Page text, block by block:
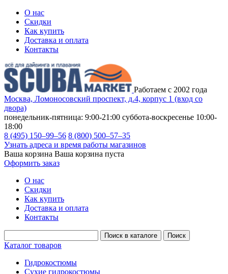
О нас
Скидки
Как купить
Доставка и оплата
Контакты
Работаем с 2002 года
Москва, Ломоносовский проспект, д.4, корпус 1 (вход со
двора)
понедельник-пятница: 9:00-21:00 суббота-воскресенье 10:00-
18:00
8 (495) 150–99–56 8 (800) 500–57–35
Узнать адреса и время работы магазинов
Ваша корзина Ваша корзина пуста
Оформить заказ
О нас
Скидки
Как купить
Доставка и оплата
Контакты
Каталог товаров
Гидрокостюмы
Сухие гидрокостюмы